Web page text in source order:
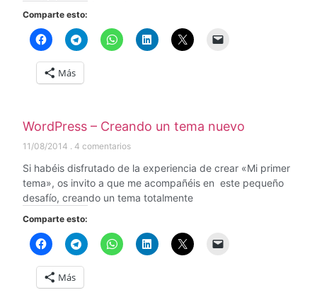
Comparte esto:
Más
WordPress – Creando un tema nuevo
11/08/2014 4 comentarios
Si habéis disfrutado de la experiencia de crear «Mi primer
tema», os invito a que me acompañéis en este pequeño
desafío, creando un tema totalmente
Comparte esto:
Más